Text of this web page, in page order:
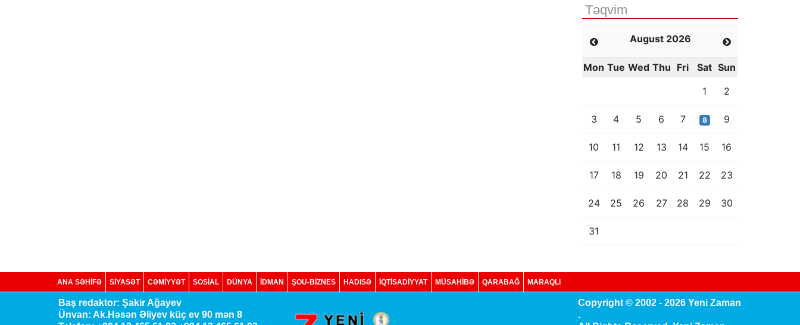
Təqvim
August 2026
Mon Tue Wed Thu Fri Sat Sun
1
2
3 4 5 6 7 8 9
10 11 12 13 14 15 16
17 18 19 20 21 22 23
24 25 26 27 28 29 30
31
ANA SƏHİFƏ SİYASƏT CƏMİYYƏT SOSIAL DÜNYA İDMAN ŞOU-BİZNES HADISƏ İQTISADIYYAT MÜSAHİBƏ QARABAĞ MARAQLI
Baş redaktor: Şakir Ağayev
Ünvan: Ak.Həsən Əliyev küç ev 90 mən 8
Copyright © 2002 - 2026 Yeni Zaman
.